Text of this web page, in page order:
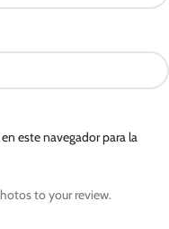
este navegador para la
to your review.